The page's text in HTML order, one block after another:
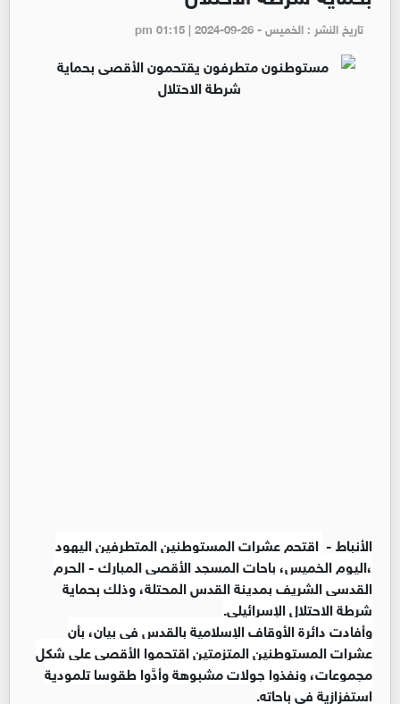
تاريخ النشر : الخميس - pm 01:15 | 2024-09-26
الأنباط - اقتحم عشرات المستوطنين المتطرفين اليهود
،اليوم الخميس، باحات المسجد الأقصى المبارك - الحرم
القدسي الشريف بمدينة القدس المحتلة، وذلك بحماية
شرطة الاحتلال الإسرائيلي.
وأفادت دائرة الأوقاف الإسلامية بالقدس في بيان، بأن
عشرات المستوطنين المتزمتين اقتحموا الأقصى على شكل
مجموعات، ونفذوا جولات مشبوهة وأدَّوا طقوسا تلمودية
استفزازية في باحاته.